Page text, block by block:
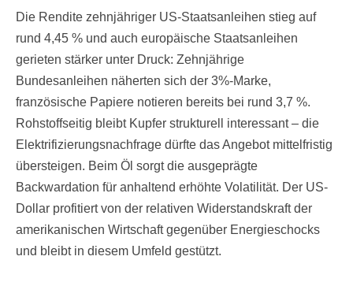
Die Rendite zehnjähriger US-Staatsanleihen stieg auf
rund 4,45 % und auch europäische Staatsanleihen
gerieten stärker unter Druck: Zehnjährige
Bundesanleihen näherten sich der 3%-Marke,
französische Papiere notieren bereits bei rund 3,7 %.
Rohstoffseitig bleibt Kupfer strukturell interessant – die
Elektrifizierungsnachfrage dürfte das Angebot mittelfristig
übersteigen. Beim Öl sorgt die ausgeprägte
Backwardation für anhaltend erhöhte Volatilität. Der US-
Dollar profitiert von der relativen Widerstandskraft der
amerikanischen Wirtschaft gegenüber Energieschocks
und bleibt in diesem Umfeld gestützt.